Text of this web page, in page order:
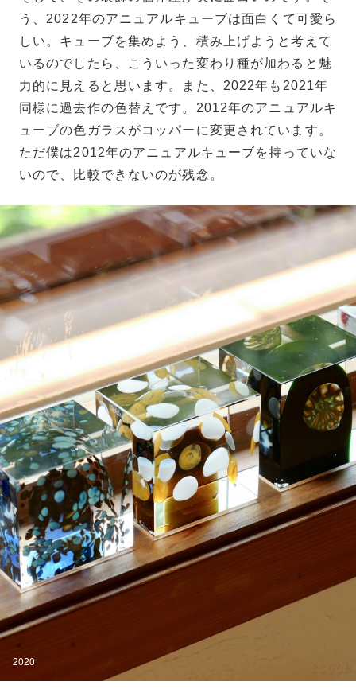
う、2022年のアニュアルキューブは面白くて可愛ら
しい。キューブを集めよう、積み上げようと考えて
いるのでしたら、こういった変わり種が加わると魅
力的に見えると思います。また、2022年も2021年
同様に過去作の色替えです。2012年のアニュアルキ
ューブの色ガラスがコッパーに変更されています。
ただ僕は2012年のアニュアルキューブを持っていな
いので、比較できないのが残念。
2020